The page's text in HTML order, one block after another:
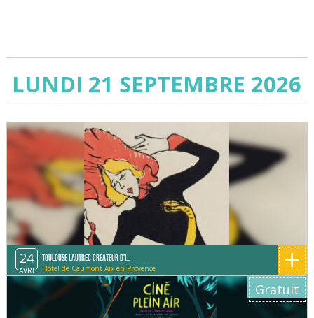
LUNDI 21 SEPTEMBRE 2026
24
AVRI
Toulouse Lautrec créateur d'i...
Hôtel de Caumont Aix en Provence +
Gratuit